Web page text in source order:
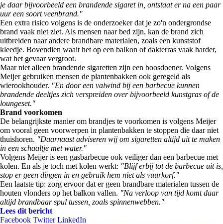
je daar bijvoorbeeld een brandende sigaret in, ontstaat er na een paar
uur een soort veenbrand."
Een extra risico volgens is de onderzoeker dat je zo'n ondergrondse
brand vaak niet ziet. Als mensen naar bed zijn, kan de brand zich
uitbreiden naar andere brandbare materialen, zoals een kunststof
kleedje. Bovendien waait het op een balkon of dakterras vaak harder,
wat het gevaar vergroot.
Maar niet alleen brandende sigaretten zijn een boosdoener. Volgens
Meijer gebruiken mensen de plantenbakken ook geregeld als
wierookhouder. "En door een valwind bij een barbecue kunnen
brandende deeltjes zich verspreiden over bijvoorbeeld kunstgras of de
loungeset."
Brand voorkomen
De belangrijkste manier om brandjes te voorkomen is volgens Meijer
om vooral geen voorwerpen in plantenbakken te stoppen die daar niet
thuishoren. "Daarnaast adviseren wij om sigaretten altijd uit te maken
in een schaaltje met water."
Volgens Meijer is een gasbarbecue ook veiliger dan een barbecue met
kolen. En als je toch met kolen werkt: "Blijf erbij tot de barbecue uit is,
stop er geen dingen in en gebruik hem niet als vuurkorf."
Een laatste tip: zorg ervoor dat er geen brandbare materialen tussen de
houten vlonders op het balkon vallen. "Na verloop van tijd komt daar
altijd brandbaar spul tussen, zoals spinnenwebben."
Lees dit bericht
Facebook Twitter LinkedIn